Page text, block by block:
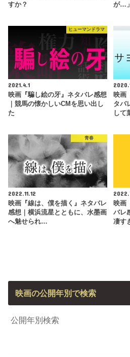
すか？
が…
ヒューマンドラマ
2021.4.1
映画『騙し絵の牙』ネタバレ感想
｜競馬の懐かしいCMを思い出し
た
映画
タバ
して
青春
2022.11.12
映画『線は、僕を描く』ネタバレ
感想｜横浜流星とともに、水墨画
へ魅せられ…
映画
バレ
凄す
映画の公開年別で検索
公開年別検索